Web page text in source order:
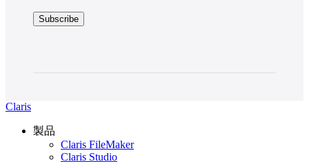
Claris
製品
Claris FileMaker
Claris Studio